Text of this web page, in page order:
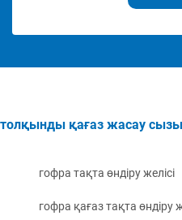
толқынды қағаз жасау
гофра тақта өндіру желісі
гофра қағаз тақта өндіру